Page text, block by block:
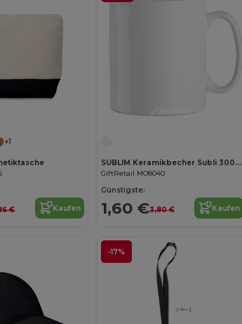
+1
€ Kaufen
Jetzt konfigurieren!
SUBLIM Keramikbecher Subli 300ml
GiftRetail MO8040
Günstigste:
1,60 €3,80 € Kaufen
-17%